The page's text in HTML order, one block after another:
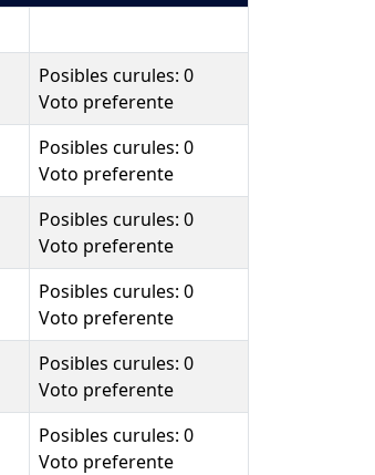
Posibles curules: 0
Voto preferente
Posibles curules: 0
Voto preferente
Posibles curules: 0
Voto preferente
Posibles curules: 0
Voto preferente
Posibles curules: 0
Voto preferente
Posibles curules: 0
Voto preferente